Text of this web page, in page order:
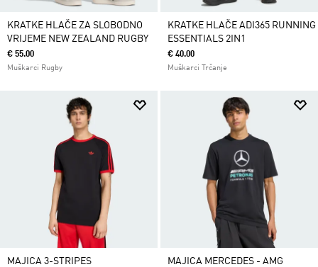
KRATKE HLAČE ZA SLOBODNO
VRIJEME NEW ZEALAND RUGBY
€ 55.00
Muškarci Rugby
KRATKE HLAČE ADI365 RUNNING
ESSENTIALS 2IN1
€ 40.00
Muškarci Trčanje
MAJICA 3-STRIPES MAJICA MERCEDES - AMG